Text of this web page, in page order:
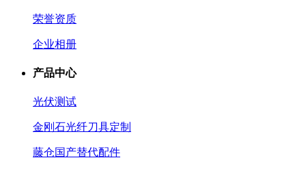
荣誉资质
企业相册
产品中心
光伏测试
金刚石光纤刀具定制
藤仓国产替代配件